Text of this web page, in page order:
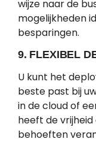
wijze naar de
mogelijkheden
besparingen.
9. FLEXIBEL
U kunt het
beste past bij
in de cloud of
heeft de
behoeften